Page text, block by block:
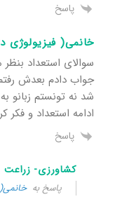
پاسخ
خانمی( فیزیولوژی
سوالای استعداد
جواب دادم بعدش
شد نه تونستم
ادامه استعداد و
پاسخ
کشاورزی- زراعت
پاسخ به